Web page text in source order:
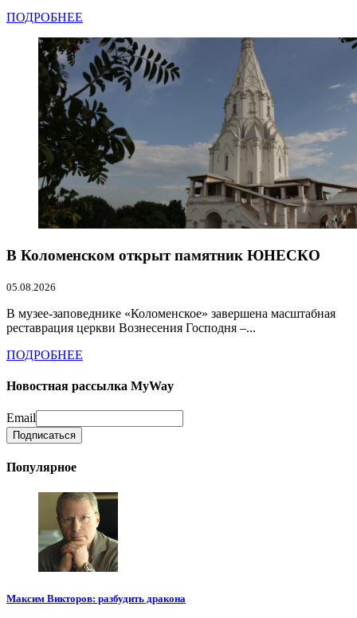
ПОДРОБНЕЕ
В Коломенском открыт памятник ЮНЕСКО
05.08.2026
В музее-заповеднике «Коломенское» завершена масштабная
реставрация церкви Вознесения Господня –...
ПОДРОБНЕЕ
Новостная рассылка MyWay
Email
Популярное
Максим Викторов: разбудить дракона